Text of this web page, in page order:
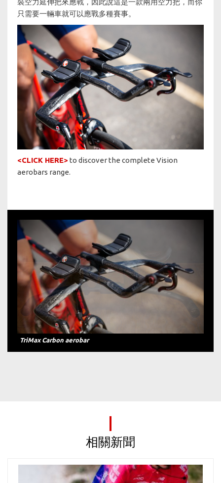
裝空力延伸把來應戰，因此說這是一款兩用空力把，而你
只需要一輛車就可以應戰多種賽事。
<CLICK HERE> to discover the complete Vision
aerobars range.
TriMax Carbon SI 013
相關新聞